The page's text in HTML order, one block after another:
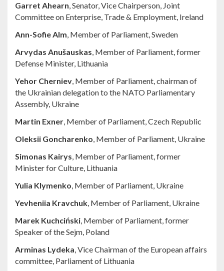
Garret Ahearn, Senator, Vice Chairperson, Joint
Committee on Enterprise, Trade & Employment, Ireland
Ann-Sofie Alm, Member of Parliament, Sweden
Arvydas Anušauskas, Member of Parliament, former
Defense Minister, Lithuania
Yehor Cherniev, Member of Parliament, chairman of
the Ukrainian delegation to the NATO Parliamentary
Assembly, Ukraine
Martin Exner, Member of Parliament, Czech Republic
Oleksii Goncharenko, Member of Parliament, Ukraine
Simonas Kairys, Member of Parliament, former
Minister for Culture, Lithuania
Yulia Klymenko, Member of Parliament, Ukraine
Yevheniia Kravchuk, Member of Parliament, Ukraine
Marek Kuchciński, Member of Parliament, former
Speaker of the Sejm, Poland
Arminas Lydeka, Vice Chairman of the European affairs
committee, Parliament of Lithuania